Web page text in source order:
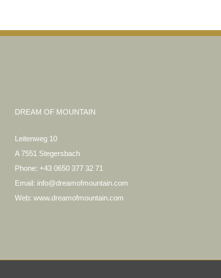
DREAM OF MOUNTAIN
Leitenweg 10
A 7551 Stegersbach
Phone: +43 0650 377 32 71
Email: info@dreamofmountain.com
Web: www.dreamofmountain.com